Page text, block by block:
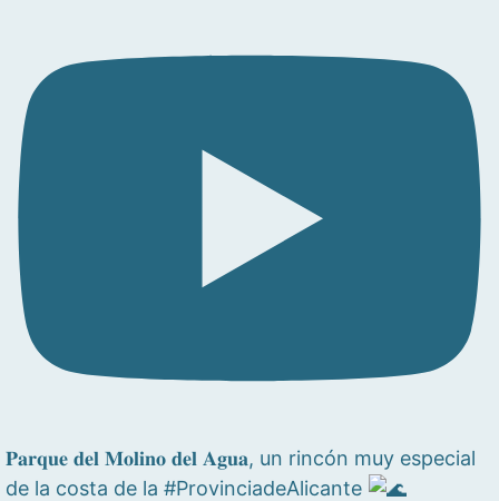
𝐏𝐚𝐫𝐪𝐮𝐞 𝐝𝐞𝐥 𝐌𝐨𝐥𝐢𝐧𝐨 𝐝𝐞𝐥 𝐀𝐠𝐮𝐚, un rincón muy especial
de la costa de la #ProvinciadeAlicante